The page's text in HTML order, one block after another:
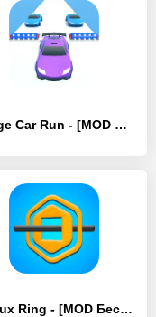
Merge Car Run - [MOD Бесконечные деньги]
Robux Ring - [MOD Бесконечные деньги]